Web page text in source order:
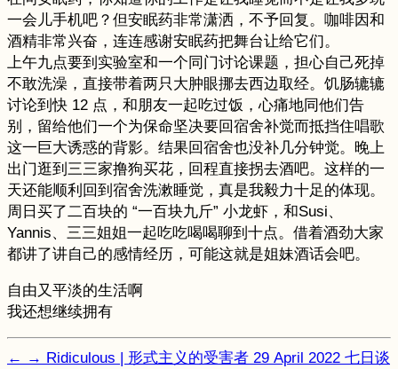
一会儿手机吧？但安眠药非常潇洒，不予回复。咖啡因和
酒精非常兴奋，连连感谢安眠药把舞台让给它们。
上午九点要到实验室和一个同门讨论课题，担心自己死掉
不敢洗澡，直接带着两只大肿眼挪去西边取经。饥肠辘辘
讨论到快 12 点，和朋友一起吃过饭，心痛地同他们告
别，留给他们一个为保命坚决要回宿舍补觉而抵挡住唱歌
这一巨大诱惑的背影。结果回宿舍也没补几分钟觉。晚上
出门逛到三三家撸狗买花，回程直接拐去酒吧。这样的一
天还能顺利回到宿舍洗漱睡觉，真是我毅力十足的体现。
周日买了二百块的 “一百块九斤” 小龙虾，和Susi、
Yannis、三三姐姐一起吃吃喝喝聊到十点。借着酒劲大家
都讲了讲自己的感情经历，可能这就是姐妹酒话会吧。
自由又平淡的生活啊
我还想继续拥有
← → Ridiculous | 形式主义的受害者 29 April 2022 七日谈